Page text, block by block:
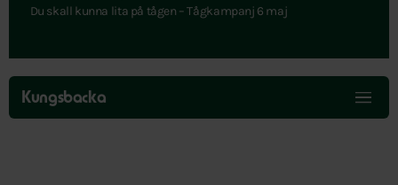
Du skall kunna lita på tågen – Tågkampanj 6 maj
Hoppa
över
menyn
Kungsbacka